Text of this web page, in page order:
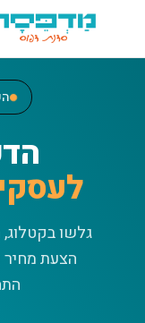
דלג לתוכן הראשי
גלשו
הצעת מחיר